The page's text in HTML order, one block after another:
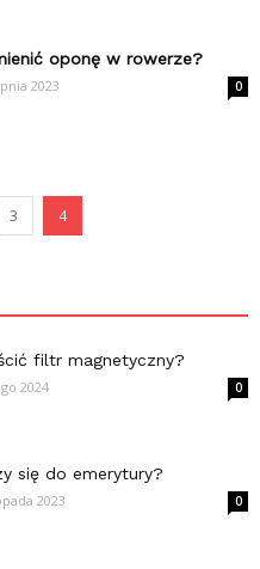
oponę w rowerze?
2023 0
3 4
filtr magnetyczny?
2024 0
się do emerytury?
2023 0